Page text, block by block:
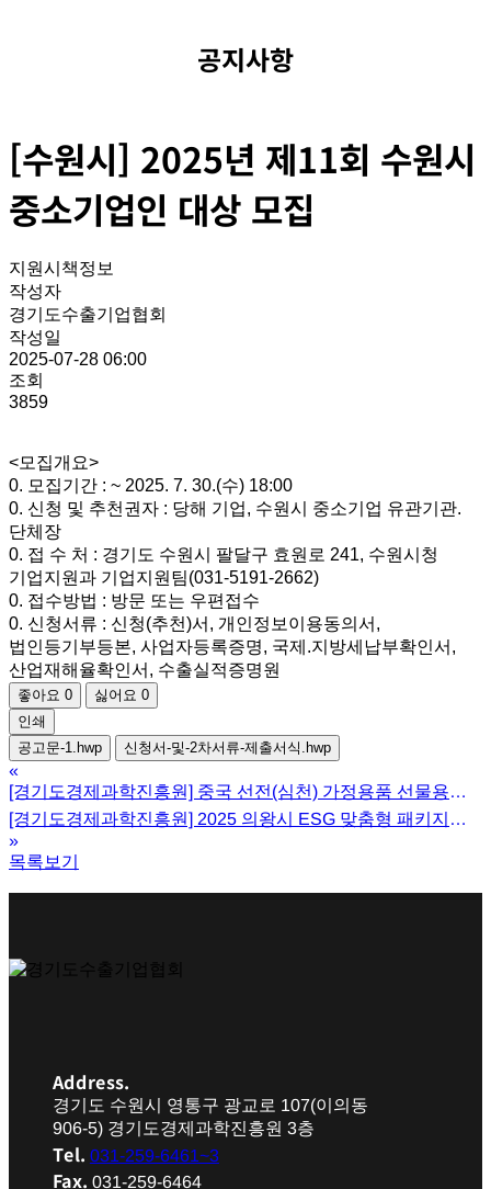
공지사항
[수원시] 2025년 제11회 수원시
중소기업인 대상 모집
지원시책정보
작성자
경기도수출기업협회
작성일
2025-07-28 06:00
조회
3859
<모집개요>
0. 모집기간 : ~ 2025. 7. 30.(수) 18:00
0. 신청 및 추천권자 : 당해 기업, 수원시 중소기업 유관기관.
단체장
0. 접 수 처 : 경기도 수원시 팔달구 효원로 241, 수원시청
기업지원과 기업지원팀(031-5191-2662)
0. 접수방법 : 방문 또는 우편접수
0. 신청서류 : 신청(추천)서, 개인정보이용동의서,
법인등기부등본, 사업자등록증명, 국제.지방세납부확인서,
산업재해율확인서, 수출실적증명원
좋아요 0 싫어요 0
인쇄
공고문-1.hwp
신청서-및-2차서류-제출서식.hwp
«
[경기도경제과학진흥원] 중국 선전(심천) 가정용품 선물용품
박람회 참여기업 모집
[경기도경제과학진흥원] 2025 의왕시 ESG 맞춤형 패키지
지원사업 참여기업 모집
»
목록보기
Address.
경기도 수원시 영통구 광교로 107(이의동
906-5) 경기도경제과학진흥원 3층
Tel. 031-259-6461~3
Fax. 031-259-6464